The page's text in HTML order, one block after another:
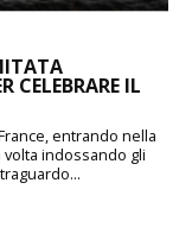
CELEBRARE IL
entrando nella
indossando gli